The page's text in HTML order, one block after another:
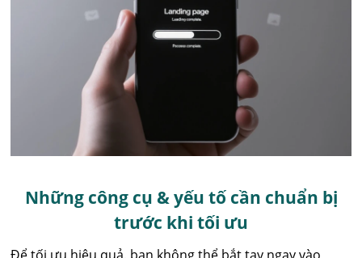
Những công cụ & yếu tố cần chuẩn bị
trước khi tối ưu